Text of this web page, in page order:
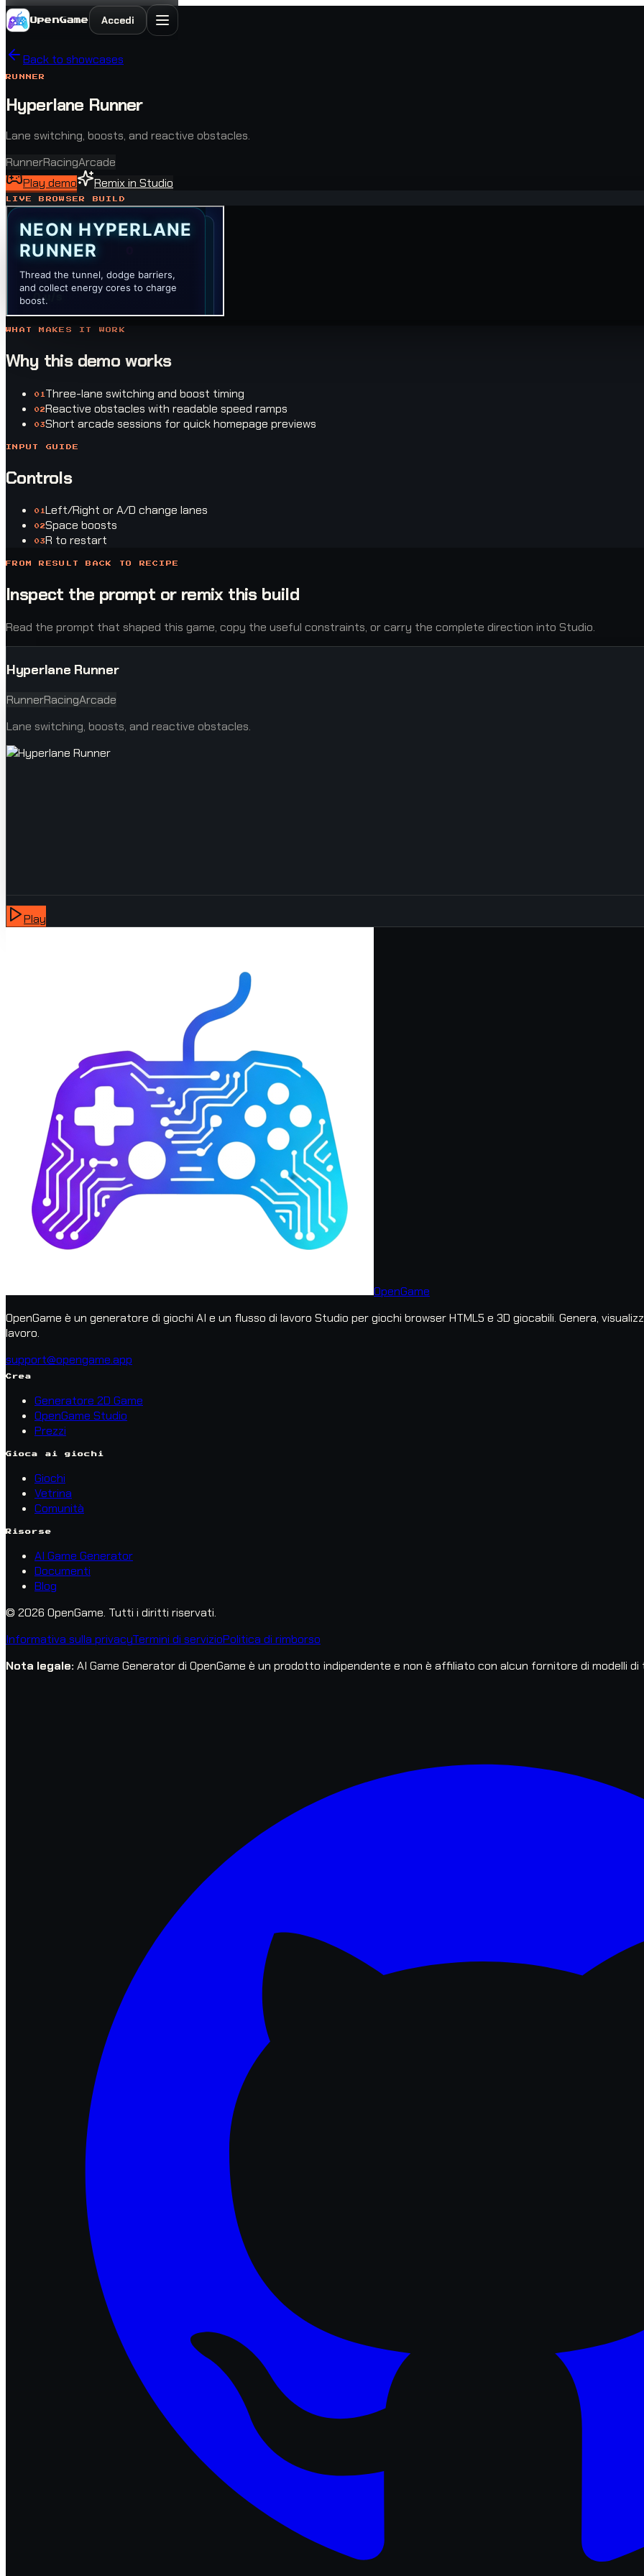
OpenGame Accedi
Back to showcases
RUNNER
Hyperlane Runner
Lane switching, boosts, and reactive obstacles.
RunnerRacingArcade
Play demo
Remix in Studio
LIVE BROWSER BUILD
WHAT MAKES IT WORK
Why this demo works
0 1 Three-lane switching and boost timing
02Reactive obstacles with readable speed ramps
03Short arcade sessions for quick homepage previews
INPUT GUIDE
Controls
01Left/Right or A/D change lanes
02Space boosts
03R to restart
FROM RESULT BACK TO RECIPE
Inspect the prompt or remix this build
Read the prompt that shaped this game, copy the useful constraints, or carry the complete direction into Studio.
Hyperlane Runner
RunnerRacingArcade
Lane switching, boosts, and reactive obstacles.
Play
OpenGame
OpenGame è un generatore di giochi AI e un flusso di lavoro Studio per giochi browser HTML5 e 3D giocabili. Genera,
lavoro.
support@opengame.app
Crea
Generatore 2D Game
OpenGame Studio
Prezzi
Gioca ai giochi
Giochi
Vetrina
Comunità
Risorse
AI Game Generator
Documenti
Blog
© 2026 OpenGame. Tutti i diritti riservati.
Informativa sulla privacyTermini di servizioPolitica di rimborso
Nota legale: AI Game Generator di OpenGame è un prodotto indipendente e non è affiliato con alcun fornitore di modelli